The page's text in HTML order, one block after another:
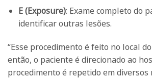
E (Exposure): Exame completo do
identificar outras lesões.
“Esse procedimento é feito no local
então, o paciente é direcionado ao
procedimento é repetido em diversos